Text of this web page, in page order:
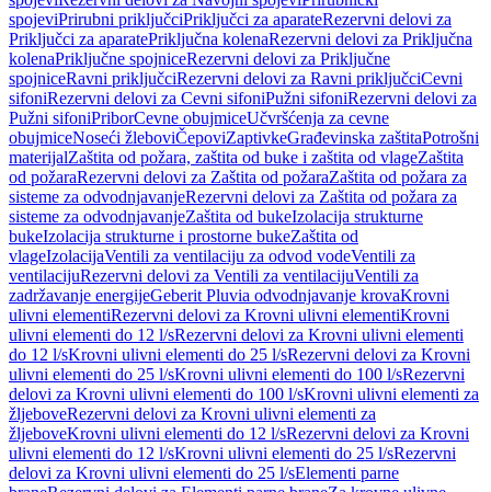
spojeviPrirubni priključciPriključci za aparateRezervni delovi za
Priključci za aparatePriključna kolenaRezervni delovi za Priključna
kolenaPriključne spojniceRezervni delovi za Priključne
spojniceRavni priključciRezervni delovi za Ravni priključciCevni
sifoniRezervni delovi za Cevni sifoniPužni sifoniRezervni delovi za
Pužni sifoniPriborCevne obujmiceUčvršćenja za cevne
obujmiceNoseći žleboviČepoviZaptivkeGrađevinska zaštitaPotrošni
materijalZaštita od požara, zaštita od buke i zaštita od vlageZaštita
od požaraRezervni delovi za Zaštita od požaraZaštita od požara za
sisteme za odvodnjavanjeRezervni delovi za Zaštita od požara za
sisteme za odvodnjavanjeZaštita od bukeIzolacija strukturne
bukeIzolacija strukturne i prostorne bukeZaštita od
vlageIzolacijaVentili za ventilaciju za odvod vodeVentili za
ventilacijuRezervni delovi za Ventili za ventilacijuVentili za
zadržavanje energijeGeberit Pluvia odvodnjavanje krovaKrovni
ulivni elementiRezervni delovi za Krovni ulivni elementiKrovni
ulivni elementi do 12 l/sRezervni delovi za Krovni ulivni elementi
do 12 l/sKrovni ulivni elementi do 25 l/sRezervni delovi za Krovni
ulivni elementi do 25 l/sKrovni ulivni elementi do 100 l/sRezervni
delovi za Krovni ulivni elementi do 100 l/sKrovni ulivni elementi za
žljeboveRezervni delovi za Krovni ulivni elementi za
žljeboveKrovni ulivni elementi do 12 l/sRezervni delovi za Krovni
ulivni elementi do 12 l/sKrovni ulivni elementi do 25 l/sRezervni
delovi za Krovni ulivni elementi do 25 l/sElementi parne